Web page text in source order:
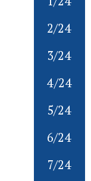
2/24
3/24
4/24
5/24
6/24
7/24